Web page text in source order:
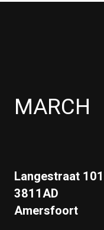
MARCH
Langestraat 101
3811AD
Amersfoort